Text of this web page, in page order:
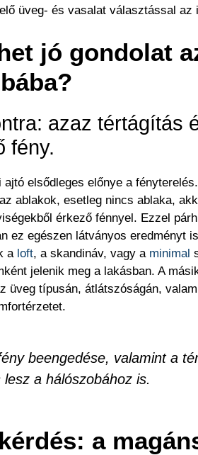
üveg- és vasalat választással
jó gondolat
azaz tértágítás
fény.
elsődleges előnye a
ablakok, esetleg nincs ablaka,
érkező fénnyel. Ezzel
ez egészen látványos eredményt
a loft, a skandináv, vagy a minimal
jelenik meg a lakásban. A
üveg típusán, átlátszóságán,
beengedése, valamint a
a hálószobához is.
a